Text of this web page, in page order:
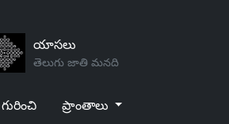
యాసలు
తెలుగు జాతి మనది
ప్రాంతాలు